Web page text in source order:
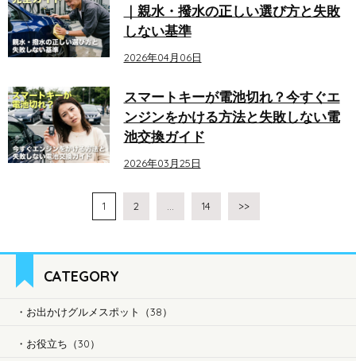
｜親水・撥水の正しい選び方と失敗
しない基準
2026年04月06日
スマートキーが電池切れ？今すぐエ
ンジンをかける方法と失敗しない電
池交換ガイド
2026年03月25日
1 2 … 14 >>
CATEGORY
お出かけグルメスポット（38）
お役立ち（30）